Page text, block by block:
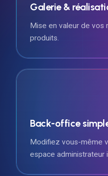
Galerie &
Mise en valeur de vos
produits.
Back-office
Modifiez vous-même
espace administrateur